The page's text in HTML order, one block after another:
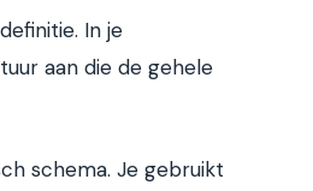
In je
aan die de gehele
schema. Je gebruikt